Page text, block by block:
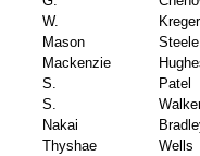
W.
Kreger
Mason
Steele
Mackenzie
S.
Patel
S.
Nakai
Thyshae
Wells